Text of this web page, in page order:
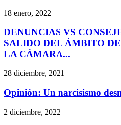
18 enero, 2022
DENUNCIAS VS
SALIDO DEL ÁMBITO
LA CÁMARA...
28 diciembre, 2021
Opinión: Un narcisismo
2 diciembre, 2022